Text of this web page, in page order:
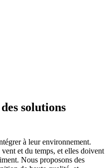
solutions
à leur environnement.
et du temps, et elles doivent
Nous proposons des